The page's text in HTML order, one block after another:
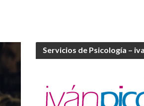
Servicios de Psicología –